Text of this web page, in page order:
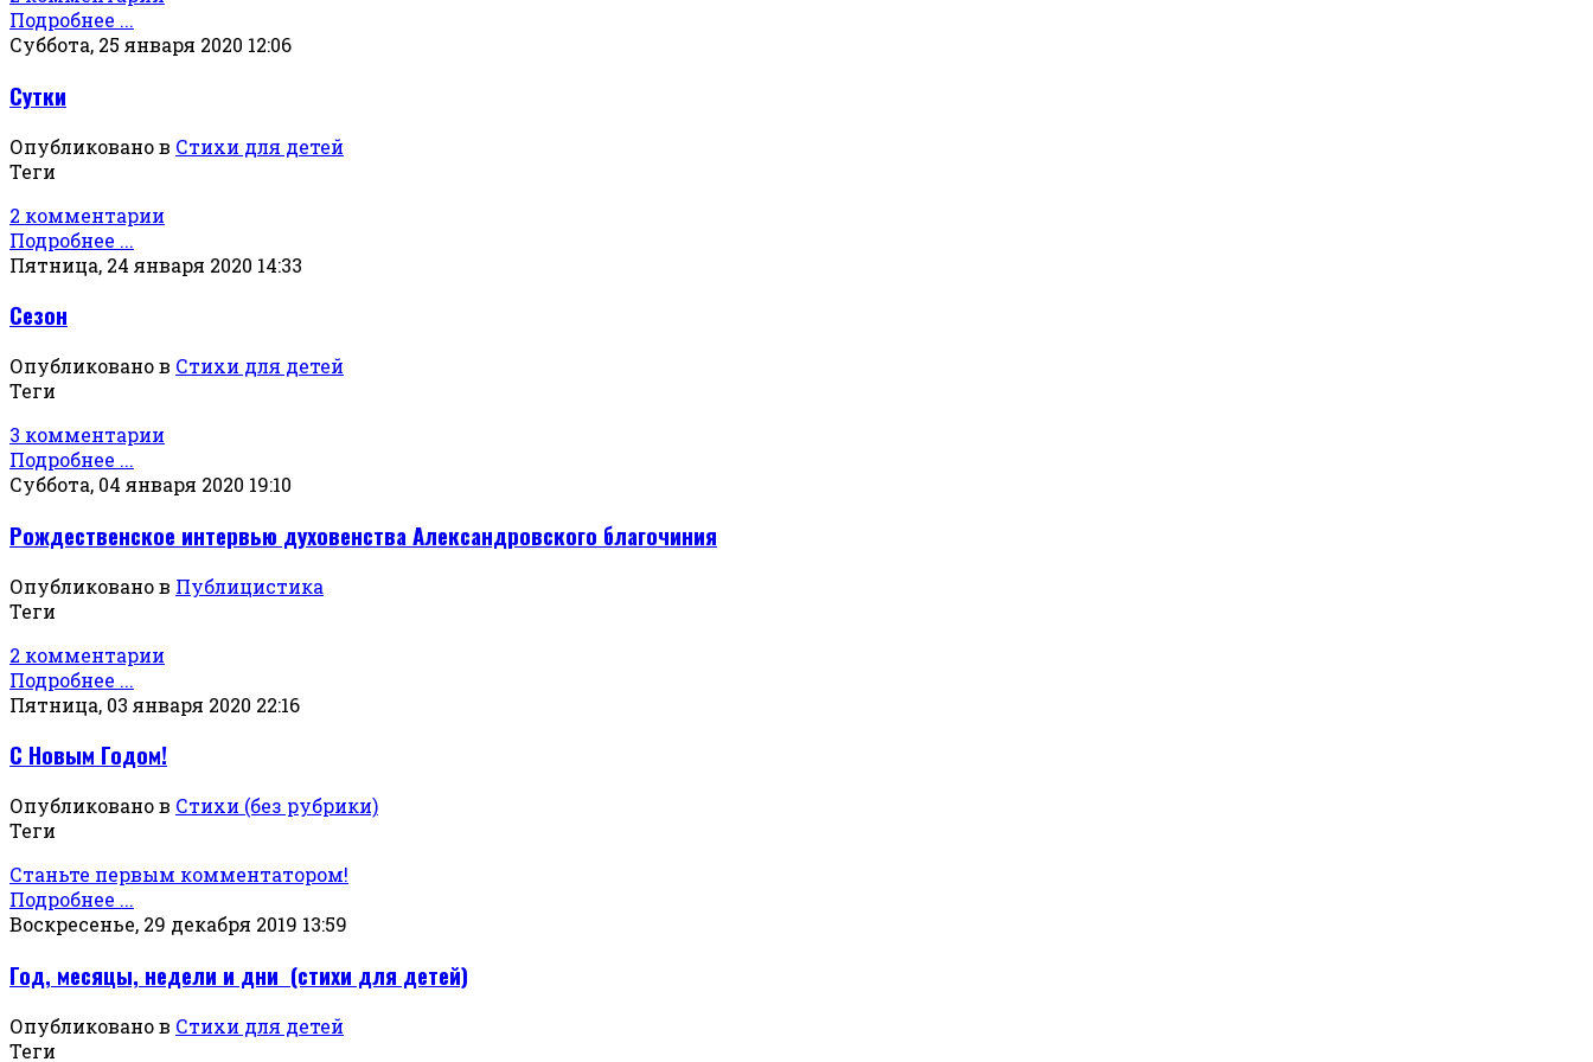
Подробнее ...
Суббота, 25 января 2020 12:06
Сутки
Опубликовано в Стихи для детей
Теги
2 комментарии
Подробнее ...
Пятница, 24 января 2020 14:33
Сезон
Опубликовано в Стихи для детей
Теги
3 комментарии
Подробнее ...
Суббота, 04 января 2020 19:10
Рождественское интервью духовенства Александровского благочиния
Опубликовано в Публицистика
Теги
2 комментарии
Подробнее ...
Пятница, 03 января 2020 22:16
С Новым Годом!
Опубликовано в Стихи (без рубрики)
Теги
Станьте первым комментатором!
Подробнее ...
Воскресенье, 29 декабря 2019 13:59
Год, месяцы, недели и дни (стихи для детей)
Опубликовано в Стихи для детей
Теги